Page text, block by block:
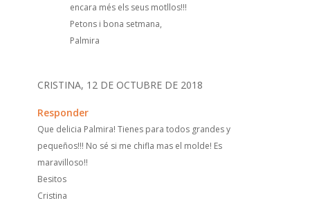
encara més els seus motllos!!!
Petons i bona setmana,
Palmira
CRISTINA, 12 DE OCTUBRE DE 2018
Responder
Que delicia Palmira! Tienes para todos grandes y
pequeños!!! No sé si me chifla mas el molde! Es
maravilloso!!
Besitos
Cristina